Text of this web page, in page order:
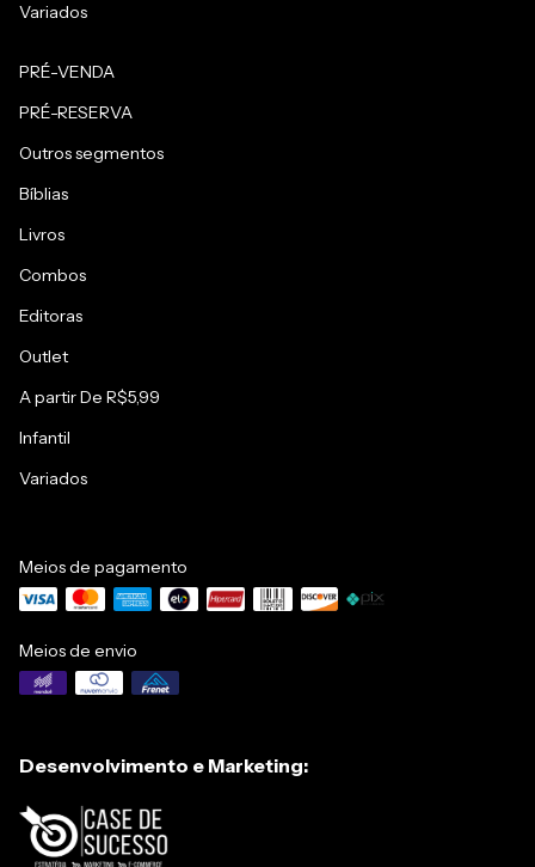
Variados
PRÉ-VENDA
PRÉ-RESERVA
Outros segmentos
Bíblias
Livros
Combos
Editoras
Outlet
A partir De R$5,99
Infantil
Variados
Meios de pagamento
Meios de envio
Desenvolvimento e Marketing: